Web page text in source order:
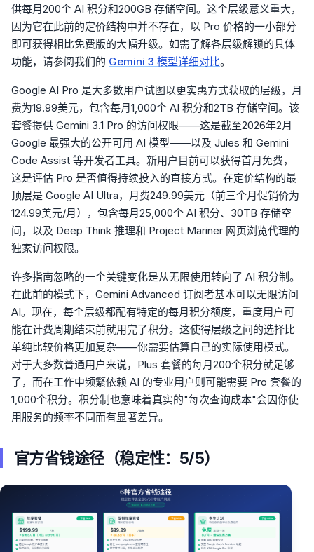
供每月200个 AI 积分和200GB 存储空间。这个层级意义重大，
因为它在此前的定价结构中并不存在，以 Pro 价格的一小部分
即可获得相比免费版的大幅升级。如需了解各层级解锁的具体
功能，请参阅我们的 Gemini 3 模型详细对比。
Google AI Pro 是大多数用户试图以更实惠方式获取的层级，月
费为19.99美元，包含每月1,000个 AI 积分和2TB 存储空间。该
套餐提供 Gemini 3.1 Pro 的访问权限——这是截至2026年2月
Google 最强大的公开可用 AI 模型——以及 Jules 和 Gemini
Code Assist 等开发者工具。新用户目前可以获得首月免费，
这是评估 Pro 是否值得持续投入的直接方式。在定价结构的最
顶层是 Google AI Ultra，月费249.99美元（前三个月促销价为
124.99美元/月），包含每月25,000个 AI 积分、30TB 存储空
间，以及 Deep Think 推理和 Project Mariner 网页浏览代理的
独家访问权限。
许多指南忽略的一个关键变化是从无限使用转向了 AI 积分制。
在此前的模式下，Gemini Advanced 订阅者基本可以无限访问
AI。现在，每个层级都配有特定的每月积分额度，重度用户可
能在计费周期结束前就用完了积分。这使得层级之间的选择比
单纯比较价格更加复杂——你需要估算自己的实际使用模式。
对于大多数普通用户来说，Plus 套餐的每月200个积分就足够
了，而在工作中频繁依赖 AI 的专业用户则可能需要 Pro 套餐的
1,000个积分。积分制也意味着真实的"每次查询成本"会因你使
用服务的频率不同而有显著差异。
官方省钱途径（稳定性：5/5）